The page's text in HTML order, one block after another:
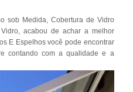
sob Medida, Cobertura de Vidro
acabou de achar a melhor
E Espelhos você pode encontrar
contando com a qualidade e a